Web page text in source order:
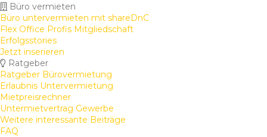
Büro vermieten
Büro untervermieten mit shareDnC
Flex Office Profis Mitgliedschaft
Erfolgsstories
Jetzt inserieren
Ratgeber
Ratgeber Bürovermietung
Erlaubnis Untervermietung
Mietpreisrechner
Untermietvertrag Gewerbe
Weitere interessante Beiträge
FAQ